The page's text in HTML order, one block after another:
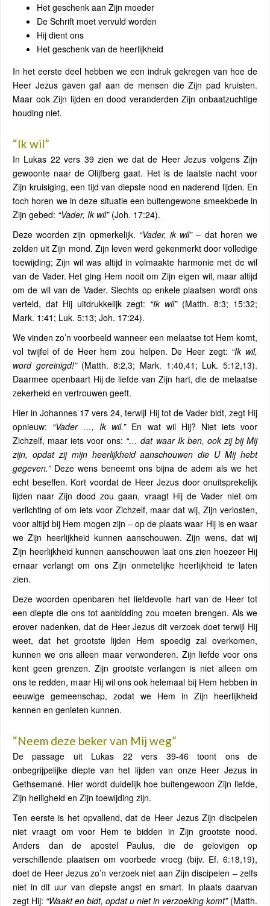
Het geschenk aan Zijn moeder
De Schrift moet vervuld worden
Hij dient ons
Het geschenk van de heerlijkheid
In het eerste deel hebben we een indruk gekregen van hoe de
Heer Jezus gaven gaf aan de mensen die Zijn pad kruisten.
Maar ook Zijn lijden en dood veranderden Zijn onbaatzuchtige
houding niet.
“Ik wil”
In Lukas 22 vers 39 zien we dat de Heer Jezus volgens Zijn
gewoonte naar de Olijfberg gaat. Het is de laatste nacht voor
Zijn kruisiging, een tijd van diepste nood en naderend lijden. En
toch horen we in deze situatie een buitengewone smeekbede in
Zijn gebed: “Vader, Ik wil”(Joh. 17:24).
Deze woorden zijn opmerkelijk. “Vader, ik wil”– dat horen we
zelden uit Zijn mond. Zijn leven werd gekenmerkt door volledige
toewijding; Zijn wil was altijd in volmaakte harmonie met de wil
van de Vader. Het ging Hem nooit om Zijn eigen wil, maar altijd
om de wil van de Vader. Slechts op enkele plaatsen wordt ons
verteld, dat Hij uitdrukkelijk zegt: “Ik wil”(Matth. 8:3; 15:32;
Mark. 1:41; Luk. 5:13; Joh. 17:24).
We vinden zo’n voorbeeld wanneer een melaatse tot Hem komt,
vol twijfel of de Heer hem zou helpen. De Heer zegt: “Ik wil,
word gereinigd!”(Matth. 8:2,3; Mark. 1:40,41; Luk. 5:12,13).
Daarmee openbaart Hij de liefde van Zijn hart, die de melaatse
zekerheid en vertrouwen geeft.
Hier in Johannes 17 vers 24, terwijl Hij tot de Vader bidt, zegt Hij
opnieuw: “Vader …, Ik wil.”En wat wil Hij? Niet iets voor
Zichzelf, maar iets voor ons: “… dat waar Ik ben, ook zij bij Mij
zijn, opdat zij mijn heerlijkheid aanschouwen die U Mij hebt
gegeven.”Deze wens beneemt ons bijna de adem als we het
echt beseffen. Kort voordat de Heer Jezus door onuitsprekelijk
lijden naar Zijn dood zou gaan, vraagt Hij de Vader niet om
verlichting of om iets voor Zichzelf, maar dat wij, Zijn verlosten,
voor altijd bij Hem mogen zijn – op de plaats waar Hij is en waar
we Zijn heerlijkheid kunnen aanschouwen. Zijn wens, dat wij
Zijn heerlijkheid kunnen aanschouwen laat ons zien hoezeer Hij
ernaar verlangt om ons Zijn onmetelijke heerlijkheid te laten
zien.
Deze woorden openbaren het liefdevolle hart van de Heer tot
een diepte die ons tot aanbidding zou moeten brengen. Als we
erover nadenken, dat de Heer Jezus dit verzoek doet terwijl Hij
weet, dat het grootste lijden Hem spoedig zal overkomen,
kunnen we ons alleen maar verwonderen. Zijn liefde voor ons
kent geen grenzen. Zijn grootste verlangen is niet alleen om
ons te redden, maar Hij wil ons ook helemaal bij Hem hebben in
eeuwige gemeenschap, zodat we Hem in Zijn heerlijkheid
kennen en genieten kunnen.
“Neem deze beker van Mij weg”
De passage uit Lukas 22 vers 39-46 toont ons de
onbegrijpelijke diepte van het lijden van onze Heer Jezus in
Gethsemané. Hier wordt duidelijk hoe buitengewoon Zijn liefde,
Zijn heiligheid en Zijn toewijding zijn.
Ten eerste is het opvallend, dat de Heer Jezus Zijn discipelen
niet vraagt om voor Hem te bidden in Zijn grootste nood.
Anders dan de apostel Paulus, die de gelovigen op
verschillende plaatsen om voorbede vroeg (bijv. Ef. 6:18,19),
doet de Heer Jezus zo’n verzoek niet aan Zijn discipelen – zelfs
niet in dit uur van diepste angst en smart. In plaats daarvan
zegt Hij: “Waakt en bidt, opdat u niet in verzoeking komt”(Matth.